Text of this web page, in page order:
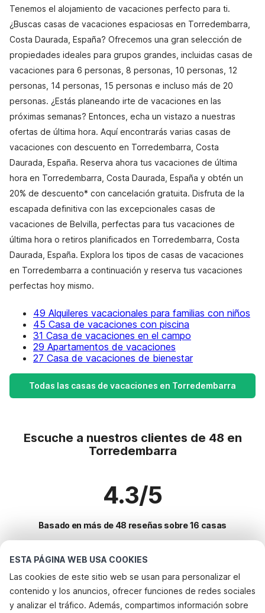
ESTA PÁGINA WEB USA COOKIES
Las cookies de este sitio web se usan para personalizar el
contenido y los anuncios, ofrecer funciones de redes sociales
y analizar el tráfico. Además, compartimos información sobre
Tenemos el alojamiento de vacaciones perfecto para ti.
¿Buscas casas de vacaciones espaciosas en Torredembarra,
Costa Daurada, España? Ofrecemos una gran selección de
propiedades ideales para grupos grandes, incluidas casas de
vacaciones para 6 personas, 8 personas, 10 personas, 12
personas, 14 personas, 15 personas e incluso más de 20
personas. ¿Estás planeando irte de vacaciones en las
próximas semanas? Entonces, echa un vistazo a nuestras
ofertas de última hora. Aquí encontrarás varias casas de
vacaciones con descuento en Torredembarra, Costa
Daurada, España. Reserva ahora tus vacaciones de última
hora en Torredembarra, Costa Daurada, España y obtén un
20% de descuento* con cancelación gratuita. Disfruta de la
escapada definitiva con las excepcionales casas de
vacaciones de Belvilla, perfectas para tus vacaciones de
última hora o retiros planificados en Torredembarra, Costa
Daurada, España. Explora los tipos de casas de vacaciones
en Torredembarra a continuación y reserva tus vacaciones
perfectas hoy mismo.
49 Alquileres vacacionales para familias con niños
45 Casa de vacaciones con piscina
31 Casa de vacaciones en el campo
29 Apartamentos de vacaciones
27 Casa de vacaciones de bienestar
Todas las casas de vacaciones en Torredembarra
Escuche a nuestros clientes de 48 en
Torredembarra
4.3/5
Basado en más de 48 reseñas sobre 16 casas
Destinos más populares para vacaciones
Ciudades con los mejores servicios para vacaciones